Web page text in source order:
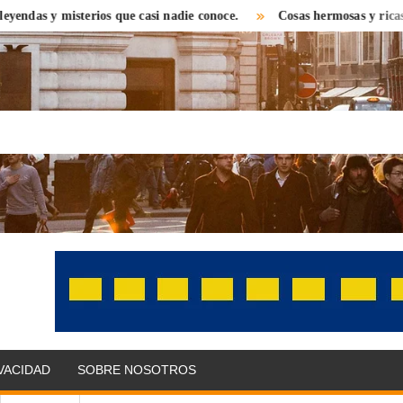
que casi nadie conoce. Cosas hermosas y ricas que
SOBRE NOSOTROS